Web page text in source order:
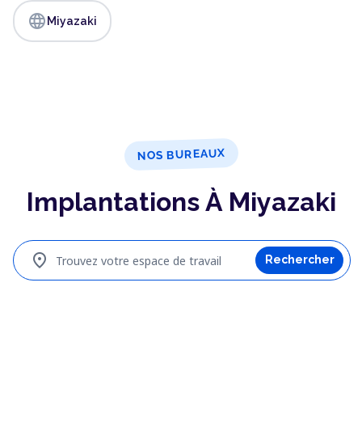
language Miyazaki
NOS BUREAUX
Implantations À Miyazaki
Trouvez votre espace de travail
location_on Rechercher